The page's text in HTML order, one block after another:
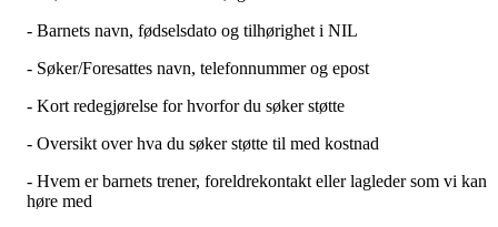
- Barnets navn, fødselsdato og tilhørighet i NIL
- Søker/Foresattes navn, telefonnummer og epost
- Kort redegjørelse for hvorfor du søker støtte
- Oversikt over hva du søker støtte til med kostnad
- Hvem er barnets trener, foreldrekontakt eller lagleder som vi kan
høre med